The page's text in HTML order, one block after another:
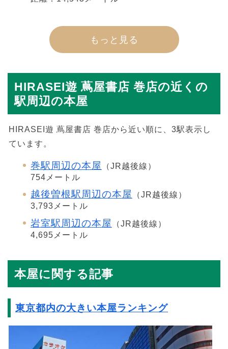
もっと見る
HIRASEI遊 蔦屋書店 巻店の近くの
駅周辺の本屋
HIRASEI遊 蔦屋書店 巻店から近い順に、3駅表示し
ています。
巻駅周辺の本屋
（JR越後線）
754メートル
越後曽根駅周辺の本屋
（JR越後線）
3,793メートル
岩室駅周辺の本屋
（JR越後線）
4,695メートル
本屋に関する記事
東京都内の大きい本屋ランキング